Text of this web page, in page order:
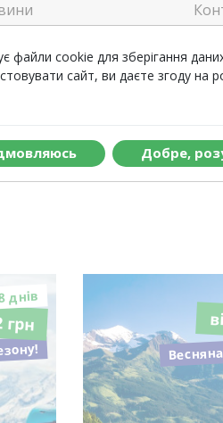
файли cookie для зберігання
сайт, ви даєте згоду на
Добре,
днiв
грн